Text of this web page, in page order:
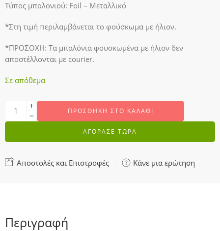
Τύπος μπαλονιού: Foil – Μεταλλικό
*Στη τιμή περιλαμβάνεται το φούσκωμα με ήλιον.
*ΠΡΟΣΟΧΗ: Τα μπαλόνια φουσκωμένα με ήλιον δεν
αποστέλλονται με courier.
Σε απόθεμα
ΠΡΟΣΘΉΚΗ ΣΤΟ ΚΑΛΆΘΙ
ΑΓΟΡΑΣΕ ΤΩΡΑ
Αποστολές και Επιστροφές Κάνε μια ερώτηση
Περιγραφή